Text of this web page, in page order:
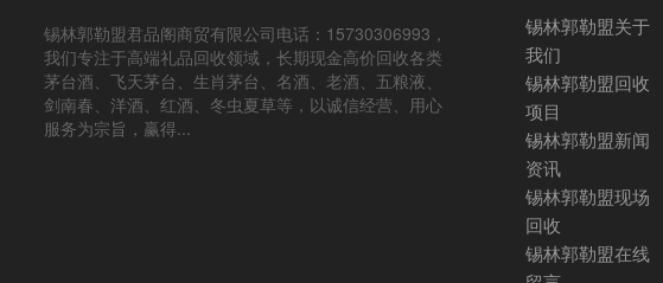
锡林郭勒盟君品阁商贸有限公司电话：15730306993，
我们专注于高端礼品回收领域，长期现金高价回收各类
茅台酒、飞天茅台、生肖茅台、名酒、老酒、五粮液、
剑南春、洋酒、红酒、冬虫夏草等，以诚信经营、用心
服务为宗旨，赢得...
锡林郭勒盟关于
我们
锡林郭勒盟回收
项目
锡林郭勒盟新闻
资讯
锡林郭勒盟现场
回收
锡林郭勒盟在线